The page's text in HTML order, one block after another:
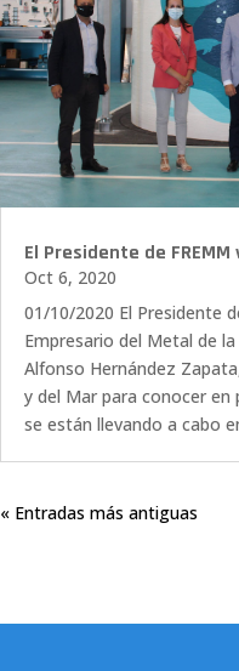
El Presidente de
Oct 6, 2020
01/10/2020 El Presidente
Empresario del Metal de
Alfonso Hernández
y del Mar para conocer
se están llevando a cabo
« Entradas más antiguas